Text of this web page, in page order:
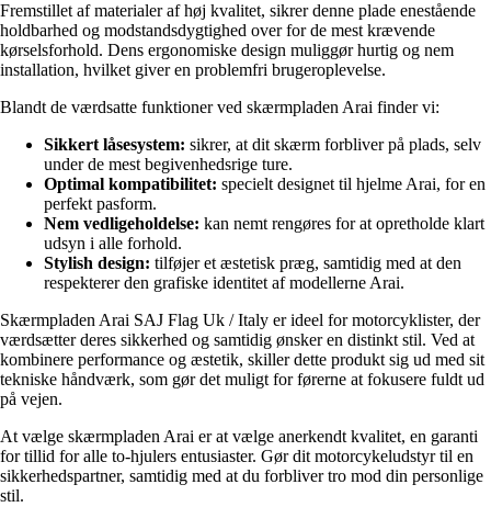
Fremstillet af materialer af høj kvalitet, sikrer denne plade enestående
holdbarhed og modstandsdygtighed over for de mest krævende
kørselsforhold. Dens ergonomiske design muliggør hurtig og nem
installation, hvilket giver en problemfri brugeroplevelse.
Blandt de værdsatte funktioner ved skærmpladen Arai finder vi:
Sikkert låsesystem: sikrer, at dit skærm forbliver på plads, selv
under de mest begivenhedsrige ture.
Optimal kompatibilitet: specielt designet til hjelme Arai, for en
perfekt pasform.
Nem vedligeholdelse: kan nemt rengøres for at opretholde klart
udsyn i alle forhold.
Stylish design: tilføjer et æstetisk præg, samtidig med at den
respekterer den grafiske identitet af modellerne Arai.
Skærmpladen Arai SAJ Flag Uk / Italy er ideel for motorcyklister, der
værdsætter deres sikkerhed og samtidig ønsker en distinkt stil. Ved at
kombinere performance og æstetik, skiller dette produkt sig ud med sit
tekniske håndværk, som gør det muligt for førerne at fokusere fuldt ud
på vejen.
At vælge skærmpladen Arai er at vælge anerkendt kvalitet, en garanti
for tillid for alle to-hjulers entusiaster. Gør dit motorcykeludstyr til en
sikkerhedspartner, samtidig med at du forbliver tro mod din personlige
stil.